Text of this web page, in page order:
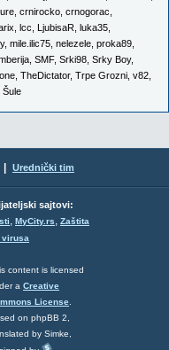
crnirocko crnogorac
lcc LjubisaR luka35
, mile.ilic75 nelezele proka89
SMF, Srki98 Srky Boy,
TheDictator, Trpe Grozni v82
Šule
Urednički tim
sajtovi:
, MyCity.rs, Zaštita
virusa
content is licensed
a Creative
License
on phpBB 2,
by Simke,